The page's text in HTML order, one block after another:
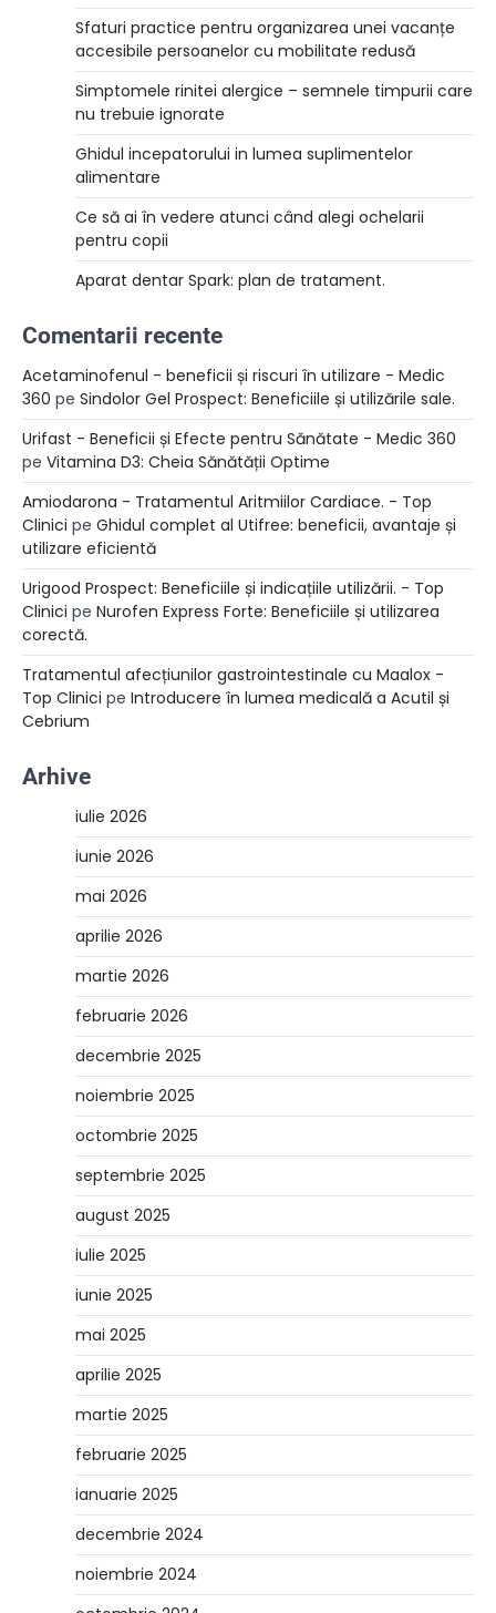
Sfaturi practice pentru organizarea unei vacanțe
accesibile persoanelor cu mobilitate redusă
Simptomele rinitei alergice – semnele timpurii care
nu trebuie ignorate
Ghidul incepatorului in lumea suplimentelor
alimentare
Ce să ai în vedere atunci când alegi ochelarii
pentru copii
Aparat dentar Spark: plan de tratament.
Comentarii recente
Acetaminofenul - beneficii și riscuri în utilizare - Medic
360 pe Sindolor Gel Prospect: Beneficiile și utilizările sale.
Urifast - Beneficii și Efecte pentru Sănătate - Medic 360
pe Vitamina D3: Cheia Sănătății Optime
Amiodarona - Tratamentul Aritmiilor Cardiace. - Top
Clinici pe Ghidul complet al Utifree: beneficii, avantaje și
utilizare eficientă
Urigood Prospect: Beneficiile și indicațiile utilizării. - Top
Clinici pe Nurofen Express Forte: Beneficiile și utilizarea
corectă.
Tratamentul afecțiunilor gastrointestinale cu Maalox -
Top Clinici pe Introducere în lumea medicală a Acutil și
Cebrium
Arhive
iulie 2026
iunie 2026
mai 2026
aprilie 2026
martie 2026
februarie 2026
decembrie 2025
noiembrie 2025
octombrie 2025
septembrie 2025
august 2025
iulie 2025
iunie 2025
mai 2025
aprilie 2025
martie 2025
februarie 2025
ianuarie 2025
decembrie 2024
noiembrie 2024